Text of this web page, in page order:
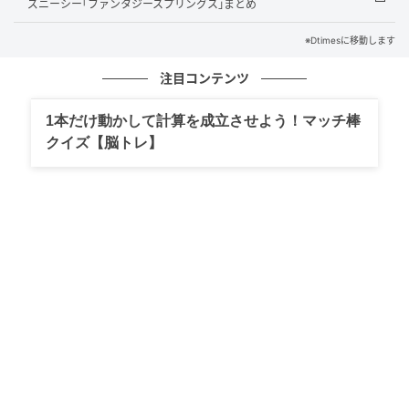
る予定です。
6月3日の先行販売は、約2週間分のトライアル14枚入
（税込1,100円）と、毎日の使用を想定したスタンダー
ズニーシー｢ファンタジースプリングス｣まとめ
※Dtimesに移動します
注目コンテンツ
1本だけ動かして計算を成立させよう！マッチ棒
クイズ【脳トレ】